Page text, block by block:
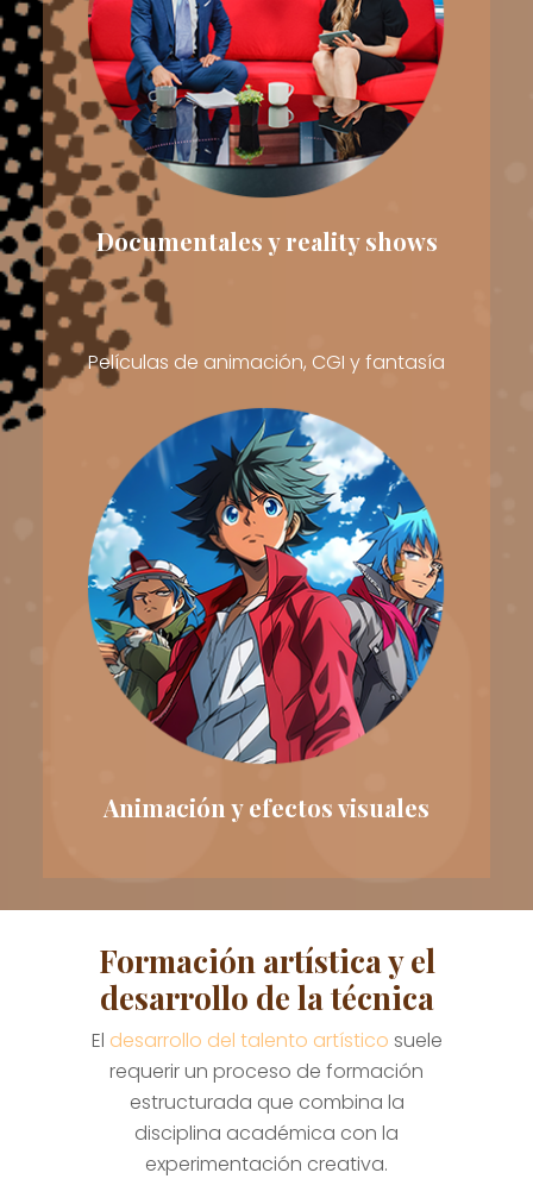
Documentales y reality shows
Películas de animación, CGI y fantasía
Animación y efectos visuales
Formación artística y el
desarrollo de la técnica
El desarrollo del talento artístico suele
requerir un proceso de formación
estructurada que combina la
disciplina académica con la
experimentación creativa.